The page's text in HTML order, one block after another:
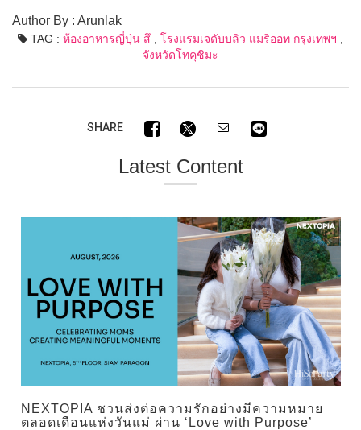
Author By : Arunlak
TAG : ห้องอาหารญี่ปุ่น สึ , โรงแรมเจดับบลิว แมริออท กรุงเทพฯ ,
จังหวัดโทคุชิมะ
SHARE
Latest Content
NEXTOPIA ชวนส่งต่อความรักอย่างมีความหมาย
ตลอดเดือนแห่งวันแม่ ผ่าน ‘Love with Purpose’